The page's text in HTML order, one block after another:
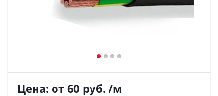
Цена: от 60 руб. /м